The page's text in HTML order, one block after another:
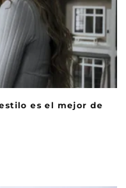
es el mejor de